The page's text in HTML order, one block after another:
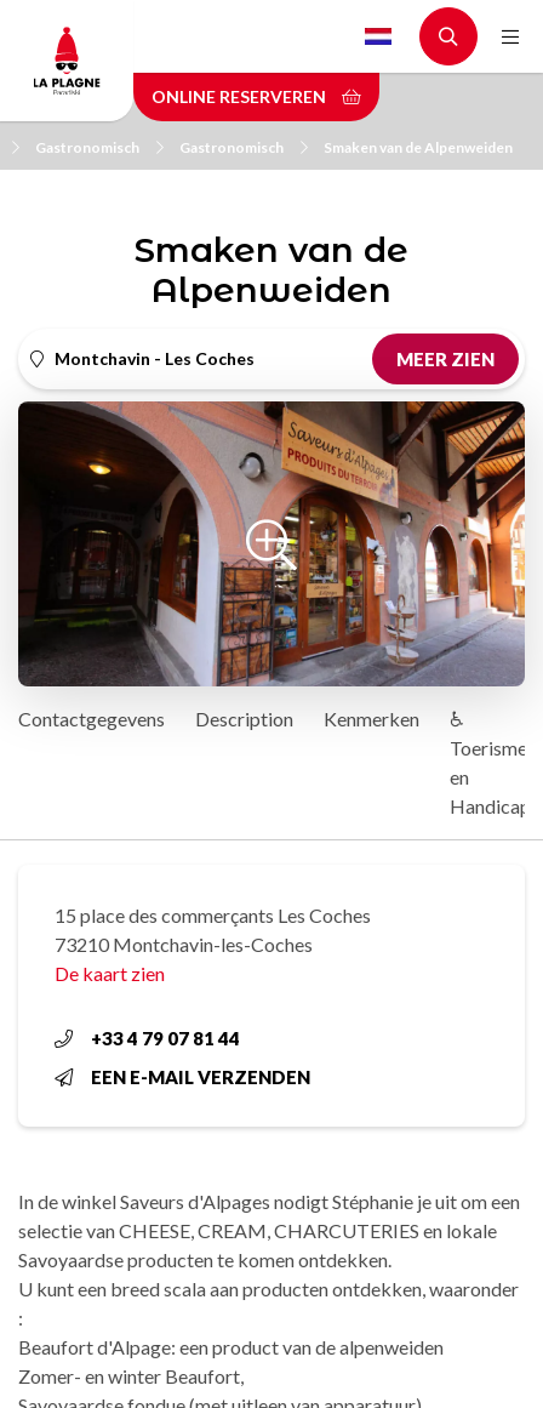
main
content
ONLINE RESERVEREN
Gastronomisch Gastronomisch Smaken van de Alpenweiden
Smaken van de
Alpenweiden
Montchavin - Les Coches MEER ZIEN
Contactgegevens Description Kenmerken
♿
Toerisme
en
Handicap
15 place des commerçants Les Coches
73210 Montchavin-les-Coches
De kaart zien
+33 4 79 07 81 44
EEN E-MAIL VERZENDEN
In de winkel Saveurs d'Alpages nodigt Stéphanie je uit om een
selectie van CHEESE, CREAM, CHARCUTERIES en lokale
Savoyaardse producten te komen ontdekken.
U kunt een breed scala aan producten ontdekken, waaronder
:
Beaufort d'Alpage: een product van de alpenweiden
Zomer- en winter Beaufort,